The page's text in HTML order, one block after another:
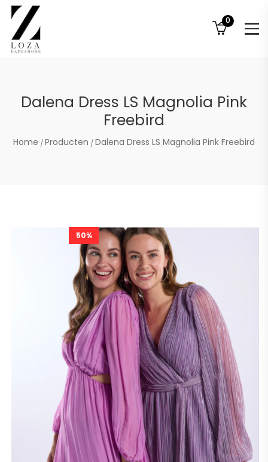
0
Dalena Dress LS Magnolia Pink
Freebird
Home Producten Dalena Dress LS Magnolia Pink Freebird
50%